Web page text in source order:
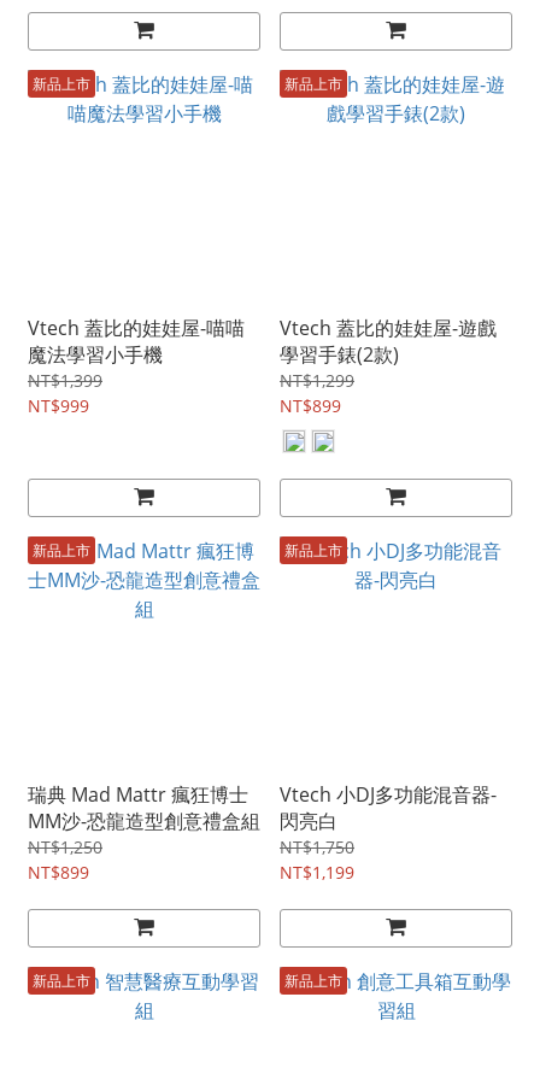
新品上市
Vtech 蓋比的娃娃屋-喵喵
魔法學習小手機
NT$1,399
NT$999
新品上市
Vtech 蓋比的娃娃屋-遊戲
學習手錶(2款)
NT$1,299
NT$899
新品上市
瑞典 Mad Mattr 瘋狂博士
MM沙-恐龍造型創意禮盒組
NT$1,250
NT$899
新品上市
Vtech 小DJ多功能混音器-
閃亮白
NT$1,750
NT$1,199
新品上市 新品上市